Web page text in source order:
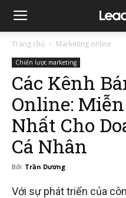
Trang chủ Marketing online
Chiến lược marketing
Các Kênh
Online:
Nhất Cho
Cá Nhân
Bởi Trần Dương
Với sự phát triển của